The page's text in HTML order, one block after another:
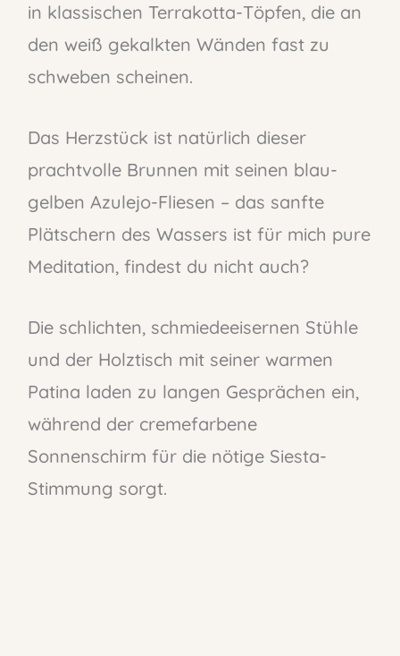
in klassischen Terrakotta-Töpfen, die an
den weiß gekalkten Wänden fast zu
schweben scheinen.
Das Herzstück ist natürlich dieser
prachtvolle Brunnen mit seinen blau-
gelben Azulejo-Fliesen – das sanfte
Plätschern des Wassers ist für mich pure
Meditation, findest du nicht auch?
Die schlichten, schmiedeeisernen Stühle
und der Holztisch mit seiner warmen
Patina laden zu langen Gesprächen ein,
während der cremefarbene
Sonnenschirm für die nötige Siesta-
Stimmung sorgt.